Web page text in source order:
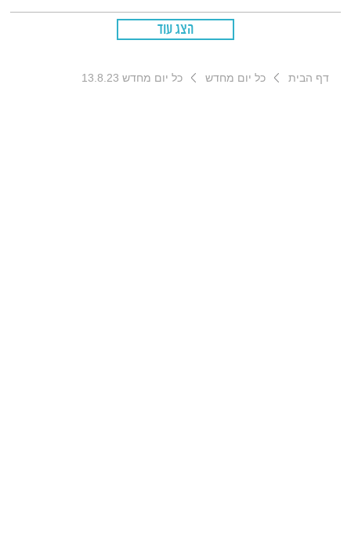
הצג עוד
דף הבית כל יום מחדש כל יום מחדש 13.8.23